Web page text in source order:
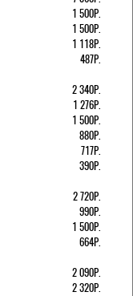
1 500Р.
1 500Р.
1 118Р.
487Р.
2 340Р.
1 276Р.
1 500Р.
880Р.
717Р.
390Р.
2 720Р.
990Р.
1 500Р.
664Р.
2 090Р.
2 320Р.